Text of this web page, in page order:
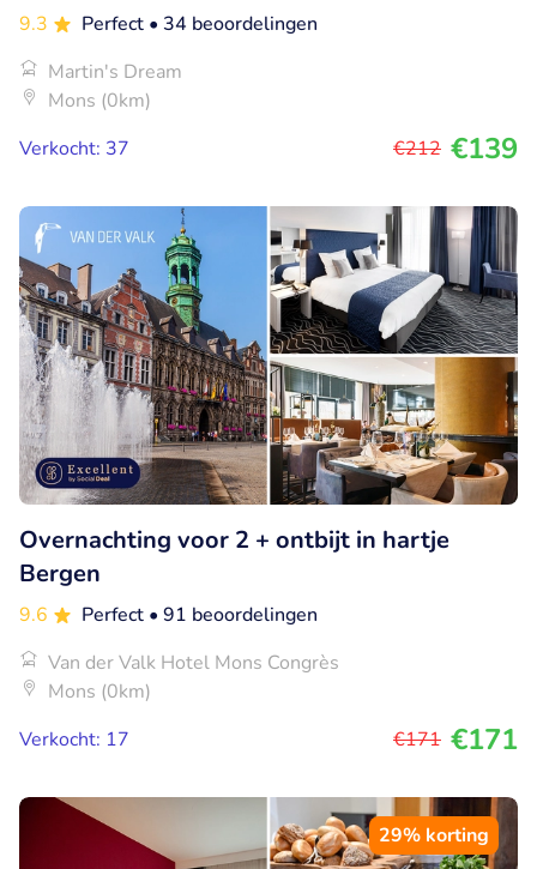
9.3 Perfect • 34 beoordelingen
Martin's Dream
Mons (0km)
Verkocht: 37
€212 €139
Overnachting voor 2 + ontbijt in hartje
Bergen
9.6 Perfect • 91 beoordelingen
Van der Valk Hotel Mons Congrès
Mons (0km)
Verkocht: 17
€171 €171
29% korting